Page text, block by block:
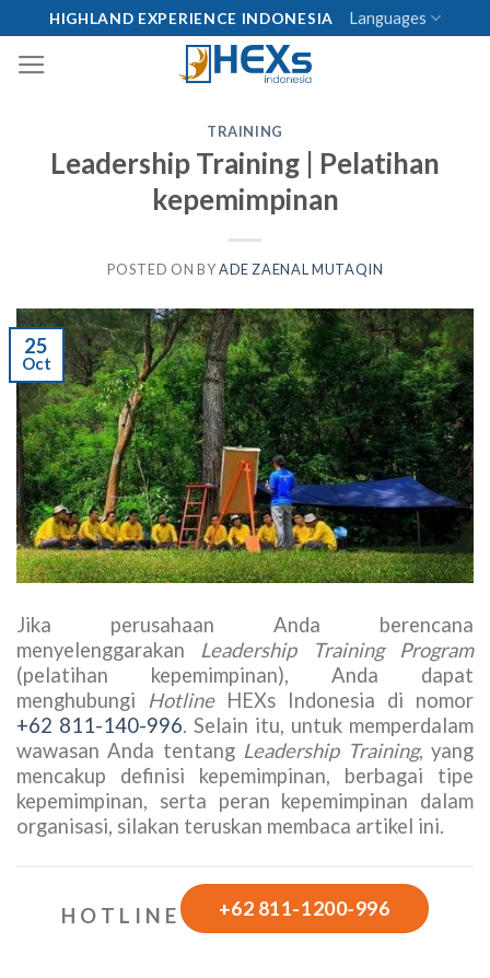
content
HIGHLAND EXPERIENCE INDONESIA Languages
TRAINING
Leadership Training | Pelatihan
kepemimpinan
POSTED ON BYADE ZAENAL MUTAQIN
25
Oct
Jika perusahaan Anda berencana
menyelenggarakan Leadership Training Program
(pelatihan kepemimpinan), Anda dapat
menghubungi HotlineHEXs Indonesia di nomor
+62 811-140-996. Selain itu, untuk memperdalam
wawasan Anda tentang Leadership Training, yang
mencakup definisi kepemimpinan, berbagai tipe
kepemimpinan, serta peran kepemimpinan dalam
organisasi, silakan teruskan membaca artikel ini.
H O T L I N E +62 811-1200-996